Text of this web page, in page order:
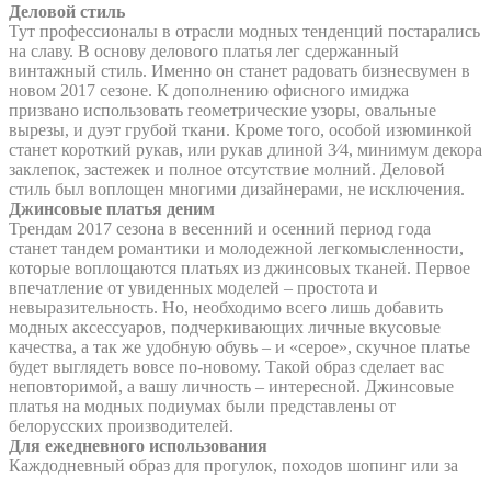
Деловой стиль
Тут профессионалы в отрасли модных тенденций постарались
на славу. В основу делового платья лег сдержанный
винтажный стиль. Именно он станет радовать бизнесвумен в
новом 2017 сезоне. К дополнению офисного имиджа
призвано использовать геометрические узоры, овальные
вырезы, и дуэт грубой ткани. Кроме того, особой изюминкой
станет короткий рукав, или рукав длиной 3⁄4, минимум декора
заклепок, застежек и полное отсутствие молний. Деловой
стиль был воплощен многими дизайнерами, не исключения.
Джинсовые платья деним
Трендам 2017 сезона в весенний и осенний период года
станет тандем романтики и молодежной легкомысленности,
которые воплощаются платьях из джинсовых тканей. Первое
впечатление от увиденных моделей – простота и
невыразительность. Но, необходимо всего лишь добавить
модных аксессуаров, подчеркивающих личные вкусовые
качества, а так же удобную обувь – и «серое», скучное платье
будет выглядеть вовсе по-новому. Такой образ сделает вас
неповторимой, а вашу личность – интересной. Джинсовые
платья на модных подиумах были представлены от
белорусских производителей.
Для ежедневного использования
Каждодневный образ для прогулок, походов шопинг или за